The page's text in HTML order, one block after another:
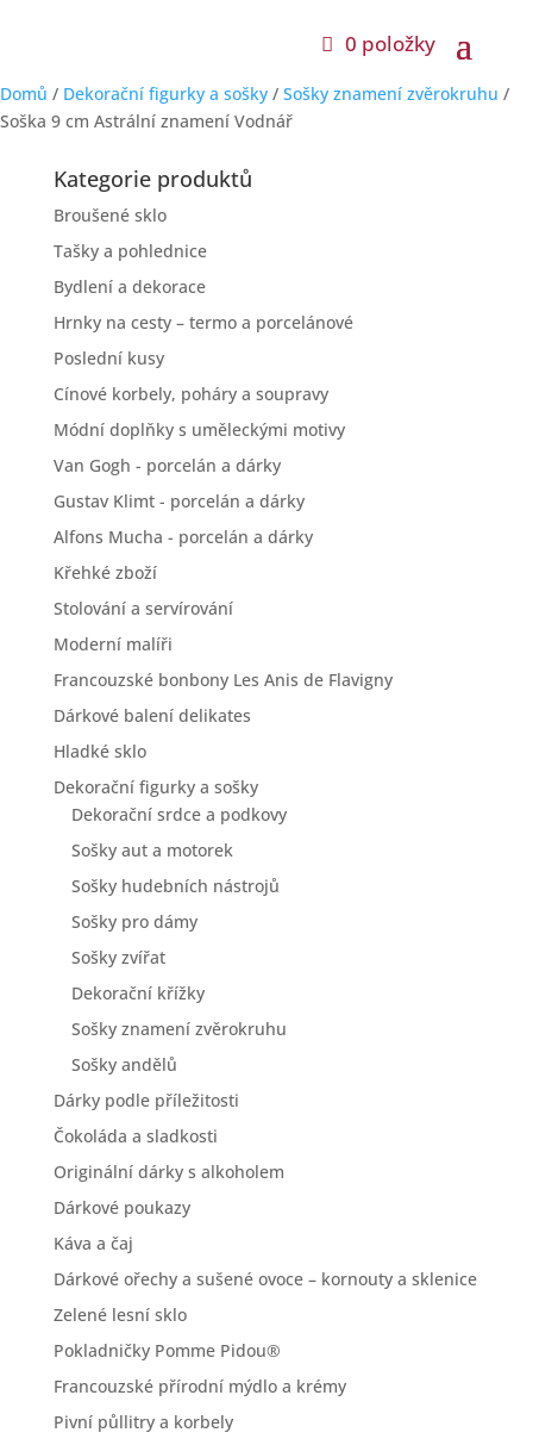
0 položky
Domů / Dekorační figurky a sošky / Sošky znamení zvěrokruhu /
Soška 9 cm Astrální znamení Vodnář
Kategorie produktů
Broušené sklo
Tašky a pohlednice
Bydlení a dekorace
Hrnky na cesty – termo a porcelánové
Poslední kusy
Cínové korbely, poháry a soupravy
Módní doplňky s uměleckými motivy
Van Gogh - porcelán a dárky
Gustav Klimt - porcelán a dárky
Alfons Mucha - porcelán a dárky
Křehké zboží
Stolování a servírování
Moderní malíři
Francouzské bonbony Les Anis de Flavigny
Dárkové balení delikates
Hladké sklo
Dekorační figurky a sošky
Dekorační srdce a podkovy
Sošky aut a motorek
Sošky hudebních nástrojů
Sošky pro dámy
Sošky zvířat
Dekorační křížky
Sošky znamení zvěrokruhu
Sošky andělů
Dárky podle příležitosti
Čokoláda a sladkosti
Originální dárky s alkoholem
Dárkové poukazy
Káva a čaj
Dárkové ořechy a sušené ovoce – kornouty a sklenice
Zelené lesní sklo
Pokladničky Pomme Pidou®
Francouzské přírodní mýdlo a krémy
Pivní půllitry a korbely